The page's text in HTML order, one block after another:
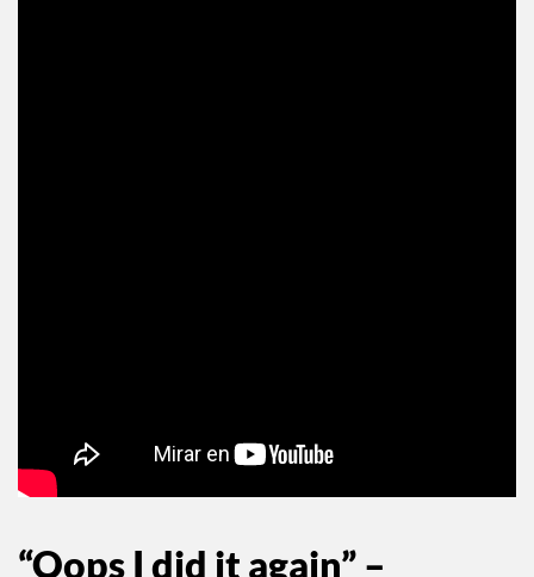
“Oops I did it again” –